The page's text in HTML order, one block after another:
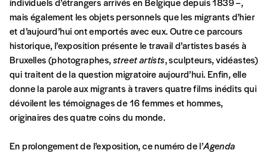
Mot de passe oublié?
Créer un
compte
activités et publications accessibles, et
d’affirmer notre attachement aux valeurs de
solidarité, nous vous proposons d’estimer
vous-mêmes le coût de notre publication.
Cette valeur peut donc être inférieure, égale
ou supérieure au prix indicatif. De cette
manière, vous soutenez le travail de l’équipe
de rédaction selon vos moyens et vos
mais également les objets personnels que les migrants d’hier
et d’aujourd’hui ont emportés avec eux. Outre ce parcours
historique, l’exposition présente le travail d’artistes basés à
Bruxelles (photographes,street artists, sculpteurs, vidéastes)
qui traitent de la question migratoire aujourd’hui. Enfin, elle
donne la parole aux migrants à travers quatre films inédits qui
dévoilent les témoignages de 16 femmes et hommes,
originaires des quatre coins du monde.
En prolongement de l’exposition, ce numéro de l’Agenda